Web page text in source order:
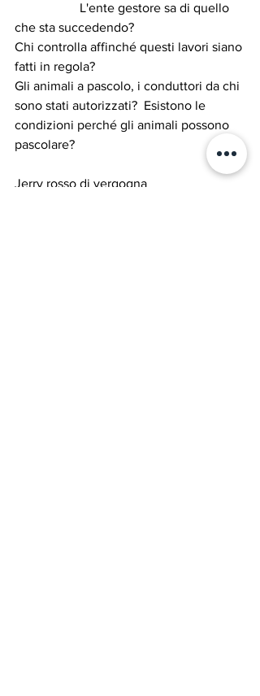
                    L'ente gestore sa di quello
che sta succedendo?
Chi controlla affinché questi lavori siano
fatti in regola?
Gli animali a pascolo, i conduttori da chi
sono stati autorizzati?  Esistono le
condizioni perché gli animali possono
pascolare?
Jerry rosso di vergogna